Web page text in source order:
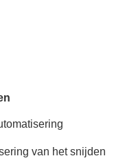
van het snijden